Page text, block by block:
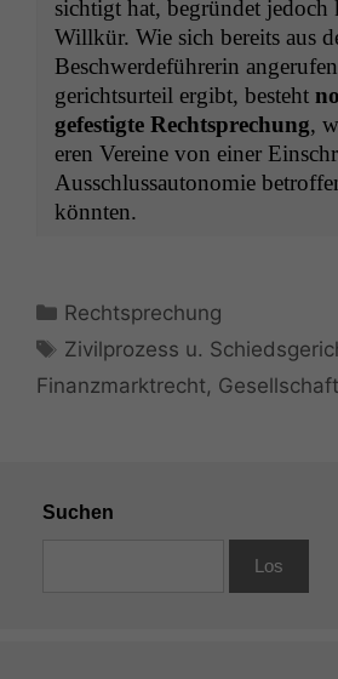
sichtigt hat, begrün­det jedoch
Willkür. Wie sich bere­its aus
Beschw­erde­führerin
gericht­surteil ergibt, beste­ht
gefes­tigte Recht­sprechung,
eren Vere­ine von ein­er
Auss­chlus­sau­tonomie
könnten.
Kategorien
Rechtsprechung
Schlagwörter
Zivilprozess u.
Finanzmarktrecht,
Suchen